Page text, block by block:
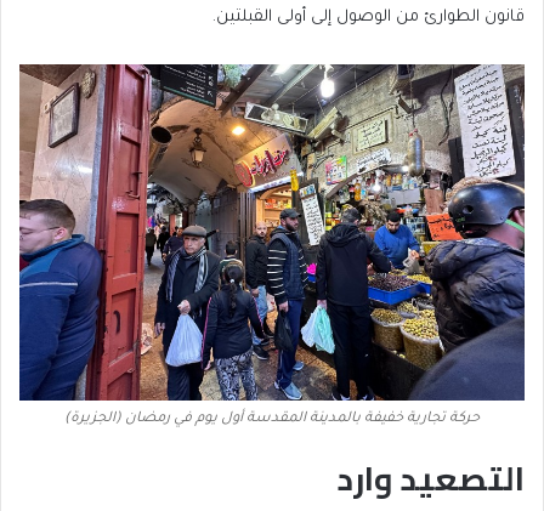
قانون الطوارئ من الوصول إلى أولى القبلتين.
حركة تجارية خفيفة بالمدينة المقدسة أول يوم في رمضان (الجزيرة)
التصعيد وارد